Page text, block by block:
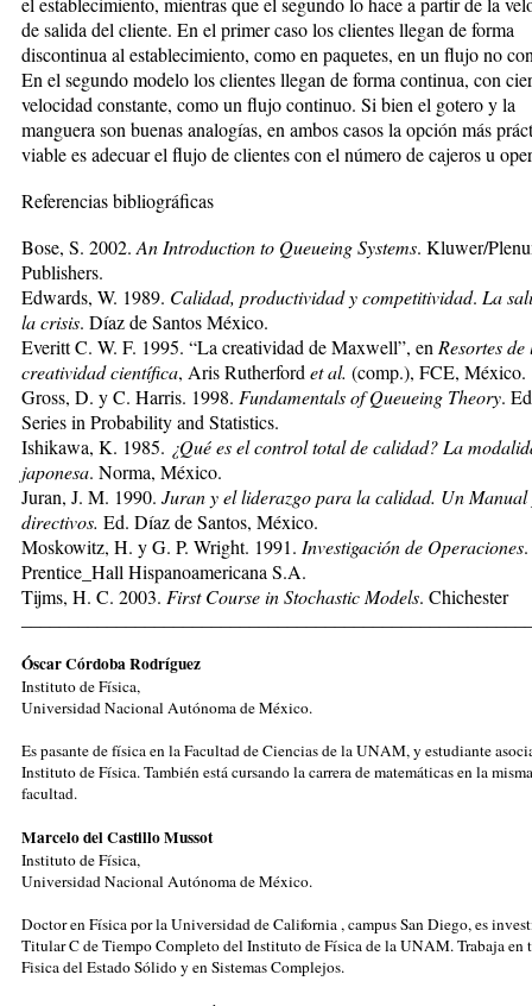
de salida del cliente. En el primer caso los clientes llegan de forma
discontinua al establecimiento, como en paquetes, en un flujo no
En el segundo modelo los clientes llegan de forma continua, con
velocidad constante, como un flujo continuo. Si bien el gotero y la
manguera son buenas analogías, en ambos casos la opción más
viable es adecuar el flujo de clientes con el número de cajeros u
Referencias bibliográficas
Bose, S. 2002. An Introduction to Queueing Systems. Kluwer/
Publishers.
Edwards, W. 1989. Calidad, productividad y competitividad. La
la crisis. Díaz de Santos México.
Everitt C. W. F. 1995. “La creatividad de Maxwell”, en Resortes de
creatividad científica, Aris Rutherford et al. (comp.), FCE, México.
Gross, D. y C. Harris. 1998. Fundamentals of Queueing Theory.
Series in Probability and Statistics.
Ishikawa, K. 1985. ¿Qué es el control total de calidad? La
japonesa. Norma, México.
Juran, J. M. 1990. Juran y el liderazgo para la calidad. Un
directivos. Ed. Díaz de Santos, México.
Moskowitz, H. y G. P. Wright. 1991. Investigación de Operaciones.
Prentice_Hall Hispanoamericana S.A.
Tijms, H. C. 2003. First Course in Stochastic Models. Chichester
Óscar Córdoba Rodríguez
Instituto de Física,
Universidad Nacional Autónoma de México.
Es pasante de física en la Facultad de Ciencias de la UNAM, y estudiante
Instituto de Física. También está cursando la carrera de matemáticas en la misma
facultad.
Marcelo del Castillo Mussot
Instituto de Física,
Universidad Nacional Autónoma de México.
Doctor en Física por la Universidad de California , campus San Diego, es
Titular C de Tiempo Completo del Instituto de Física de la UNAM. Trabaja en
Fisica del Estado Sólido y en Sistemas Complejos.